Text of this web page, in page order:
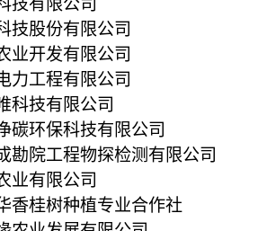
技股份有限公司
业开发有限公司
力工程有限公司
科技有限公司
碳环保科技有限公司
勘院工程物探检测有限公司
业有限公司
香桂树种植专业合作社